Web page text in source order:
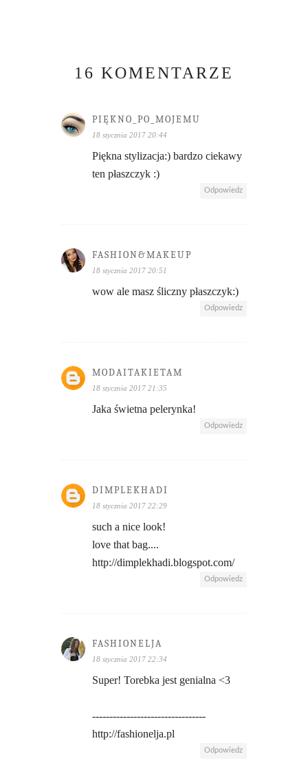
16 KOMENTARZE
PIĘKNO_PO_MOJEMU
18 stycznia 2017 20:44
Piękna stylizacja:) bardzo ciekawy
ten płaszczyk :)
Odpowiedz
FASHION&MAKEUP
18 stycznia 2017 20:51
wow ale masz śliczny płaszczyk:)
Odpowiedz
MODAITAKIETAM
18 stycznia 2017 21:35
Jaka świetna pelerynka!
Odpowiedz
DIMPLEKHADI
18 stycznia 2017 22:29
such a nice look!
love that bag....
http://dimplekhadi.blogspot.com/
Odpowiedz
FASHIONELJA
18 stycznia 2017 22:34
Super! Torebka jest genialna <3
---------------------------------
http://fashionelja.pl
Odpowiedz